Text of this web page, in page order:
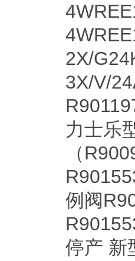
2X/
3X/V/
力士乐
（
例阀
停产 新